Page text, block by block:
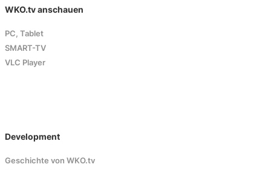
WKO.tv anschauen
PC, Tablet
SMART-TV
VLC Player
Development
Geschichte von WKO.tv